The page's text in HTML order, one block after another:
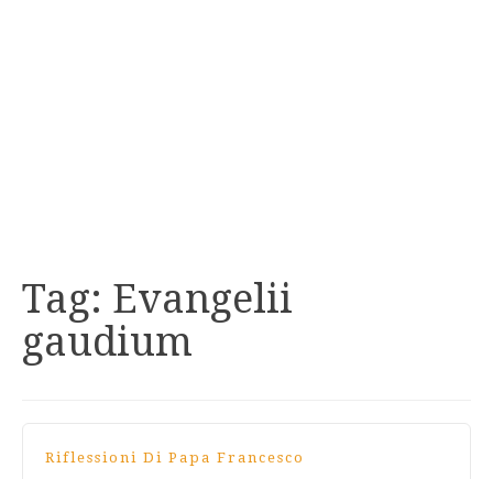
Tag: Evangelii
gaudium
Riflessioni Di Papa Francesco